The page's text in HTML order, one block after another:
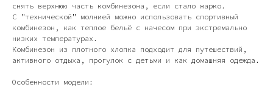
снять верхнюю часть комбинезона, если стало жарко.
С "технической" молнией можно использовать спортивный
комбинезон, как теплое бельё с начесом при экстремально
низких температурах.
Комбинезон из плотного хлопка подходит для путешествий,
активного отдыха, прогулок с детьми и как домашняя одежда.
Особенности модели: